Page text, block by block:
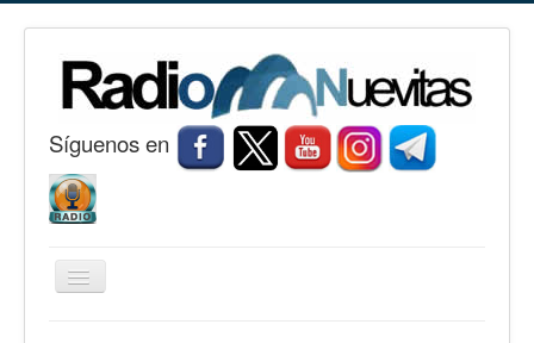
Síguenos en
Cambiar